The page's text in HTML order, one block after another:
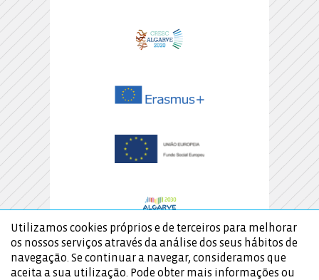
Utilizamos cookies próprios e de terceiros para melhorar
os nossos serviços através da análise dos seus hábitos de
navegação. Se continuar a navegar, consideramos que
aceita a sua utilização. Pode obter mais informações ou